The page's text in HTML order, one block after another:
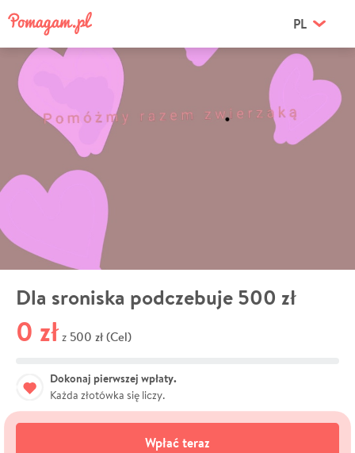
PL
Dla sroniska podczebuje 500 zł
0 zł z 500 zł (Cel)
Dokonaj pierwszej wpłaty.
Każda złotówka się liczy.
Wpłać teraz